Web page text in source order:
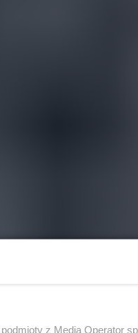
z Media Operator